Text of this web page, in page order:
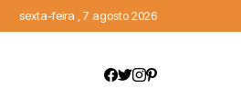
sexta-feira , 7 agosto 2026